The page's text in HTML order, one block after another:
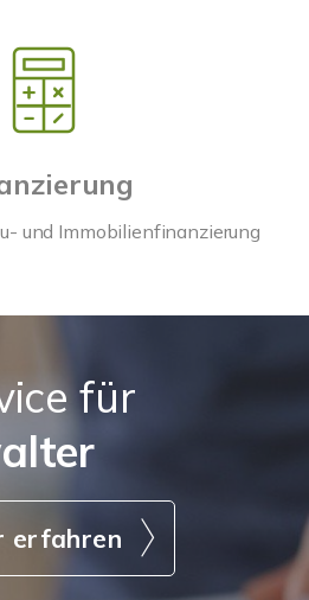
und Immobilienfinanzierung
für
erfahren